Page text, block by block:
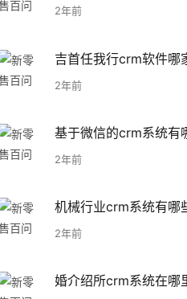
2年前
吉首任我行crm软件哪
2年前
基于微信的crm系统有
2年前
机械行业crm系统有哪
2年前
婚介绍所crm系统在哪